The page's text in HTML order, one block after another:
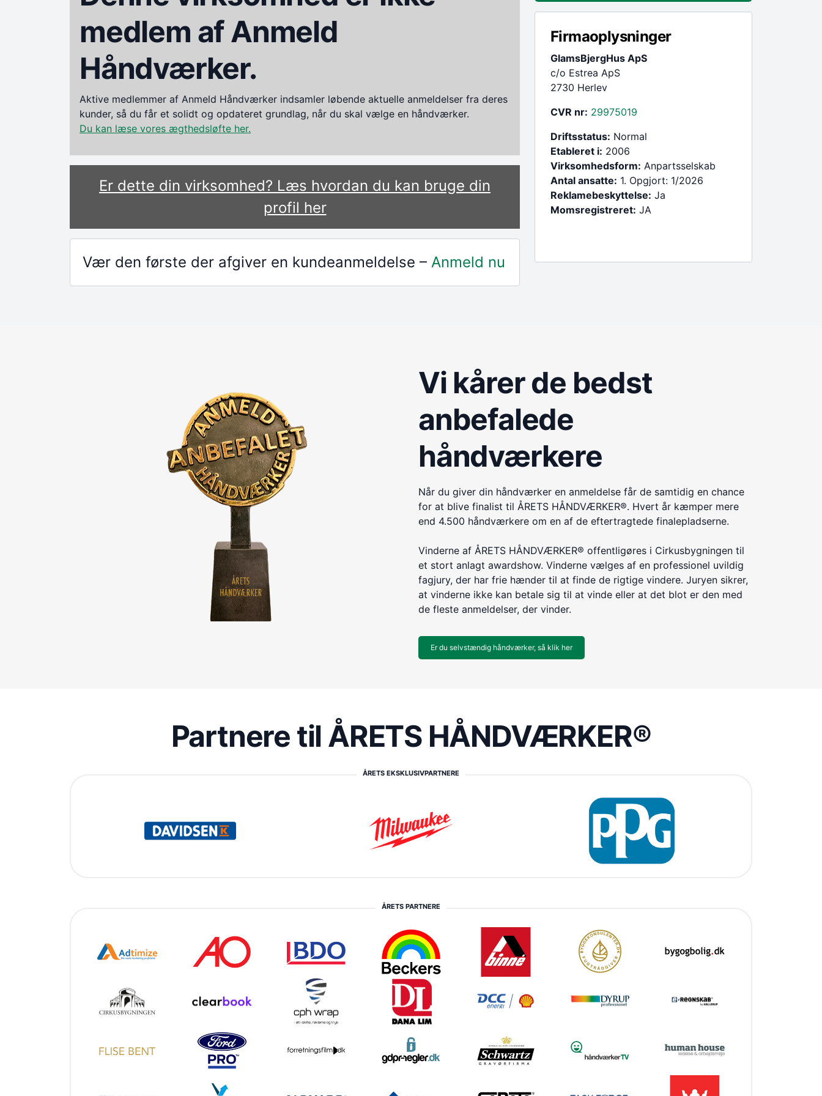
medlem af Anmeld
Håndværker.
Aktive medlemmer af Anmeld Håndværker indsamler løbende aktuelle anmeldelser fra deres
kunder, så du får et solidt og opdateret grundlag, når du skal vælge en håndværker.
Du kan læse vores ægthedsløfte her.
Er dette din virksomhed? Læs hvordan du kan bruge din
profil her
Vær den første der afgiver en kundeanmeldelse – Anmeld nu
Firmaoplysninger
GlamsBjergHus ApS
c/o Estrea ApS
2730 Herlev
CVR nr: 29975019
Driftsstatus: Normal
Etableret i: 2006
Virksomhedsform: Anpartsselskab
Antal ansatte: 1. Opgjort: 1/2026
Reklamebeskyttelse: Ja
Momsregistreret: JA
Vi kårer de bedst
anbefalede
håndværkere
Når du giver din håndværker en anmeldelse får de samtidig en chance
for at blive finalist til ÅRETS HÅNDVÆRKER®. Hvert år kæmper mere
end 4.500 håndværkere om en af de eftertragtede finalepladserne.
Vinderne af ÅRETS HÅNDVÆRKER® offentligøres i Cirkusbygningen til
et stort anlagt awardshow. Vinderne vælges af en professionel uvildig
fagjury, der har frie hænder til at finde de rigtige vindere. Juryen sikrer,
at vinderne ikke kan betale sig til at vinde eller at det blot er den med
de fleste anmeldelser, der vinder.
Er du selvstændig håndværker, så klik her
Partnere til ÅRETS HÅNDVÆRKER®
ÅRETS EKSKLUSIVPARTNERE
ÅRETS PARTNERE